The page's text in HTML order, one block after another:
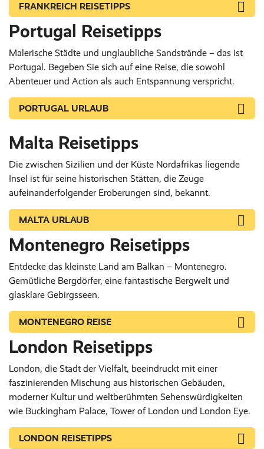
FRANKREICH REISETIPPS
Portugal Reisetipps
Malerische Städte und unglaubliche Sandstrände – das ist
Portugal. Begeben Sie sich auf eine Reise, die sowohl
Abenteuer und Action als auch Entspannung verspricht.
PORTUGAL URLAUB
Malta Reisetipps
Die zwischen Sizilien und der Küste Nordafrikas liegende
Insel ist für seine historischen Stätten, die Zeuge
aufeinanderfolgender Eroberungen sind, bekannt.
MALTA URLAUB
Montenegro Reisetipps
Entdecke das kleinste Land am Balkan – Montenegro.
Gemütliche Bergdörfer, eine fantastische Bergwelt und
glasklare Gebirgsseen.
MONTENEGRO REISE
London Reisetipps
London, die Stadt der Vielfalt, beeindruckt mit einer
faszinierenden Mischung aus historischen Gebäuden,
moderner Kultur und weltberühmten Sehenswürdigkeiten
wie Buckingham Palace, Tower of London und London Eye.
LONDON REISETIPPS